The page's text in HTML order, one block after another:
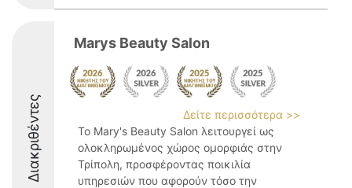
Διακριθέντες
Marys Beauty Salon
Δείτε περισσότερα >>
Το Mary's Beauty Salon λειτουργεί ως
ολοκληρωμένος χώρος ομορφιάς στην
Τρίπολη, προσφέροντας ποικιλία
υπηρεσιών που αφορούν τόσο την